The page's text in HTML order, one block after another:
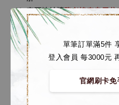
單筆訂單滿5件
登入會員 每3000元
官網刷卡免
宅配地址請務必填寫自用
裹
，如有填寫超商或公司
本店不負任何責任，望知悉。
私人工作室GK商品若有授
時，本店僅幫忙客戶提供
相關法律責任，望知悉。